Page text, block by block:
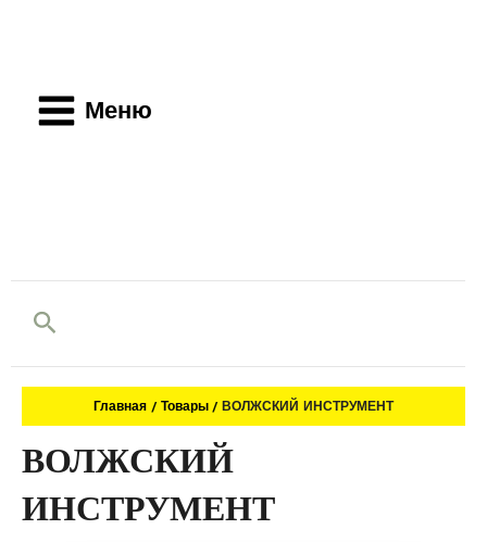
Меню
Поиск
Главная Товары ВОЛЖСКИЙ ИНСТРУМЕНТ
ВОЛЖСКИЙ
ИНСТРУМЕНТ